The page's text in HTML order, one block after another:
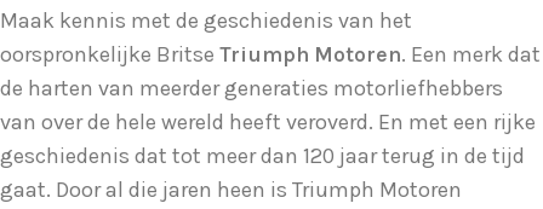
Maak kennis met de geschiedenis van het
oorspronkelijke Britse Triumph Motoren. Een merk dat
de harten van meerder generaties motorliefhebbers
van over de hele wereld heeft veroverd. En met een rijke
geschiedenis dat tot meer dan 120 jaar terug in de tijd
gaat. Door al die jaren heen is Triumph Motoren